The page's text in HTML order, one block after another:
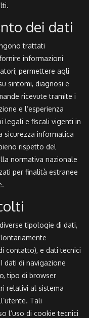
dei dati
trattati
informazioni
permettere agli
sintomi, diagnosi e
ricevute tramite i
e l’esperienza
legali e fiscali vigenti in
sicurezza informatica
rispetto del
normativa nazionale
per finalità estranee
tipologie di dati,
contatto), e dati tecnici
dati di navigazione
tipo di browser
relativi al sistema
Tali
l’uso di cookie tecnici